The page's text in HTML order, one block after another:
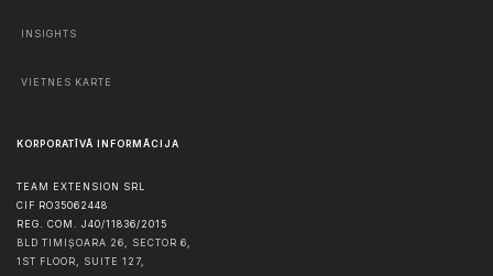
INSIGHTS
VIETNES KARTE
KORPORATĪVĀ INFORMĀCIJA
TEAM EXTENSION SRL
CIF RO35062448
REG. COM. J40/11836/2015
BLD TIMIȘOARA 26, SECTOR 6,
1ST FLOOR, SUITE 127,